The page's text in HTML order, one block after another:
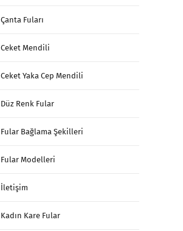
Çanta Fuları
Ceket Mendili
Ceket Yaka Cep Mendili
Düz Renk Fular
Fular Bağlama Şekilleri
Fular Modelleri
İletişim
Kadın Kare Fular